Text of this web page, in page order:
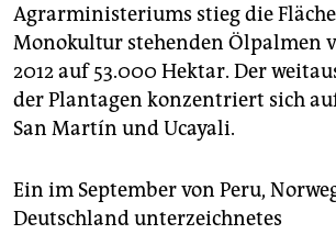
Agrarministeriums stieg die
Monokultur stehenden Ölpalmen
2012 auf 53.000 Hektar. Der
der Plantagen konzentriert sich
San Martín und Ucayali.
Ein im September von Peru,
Deutschland unterzeichnetes